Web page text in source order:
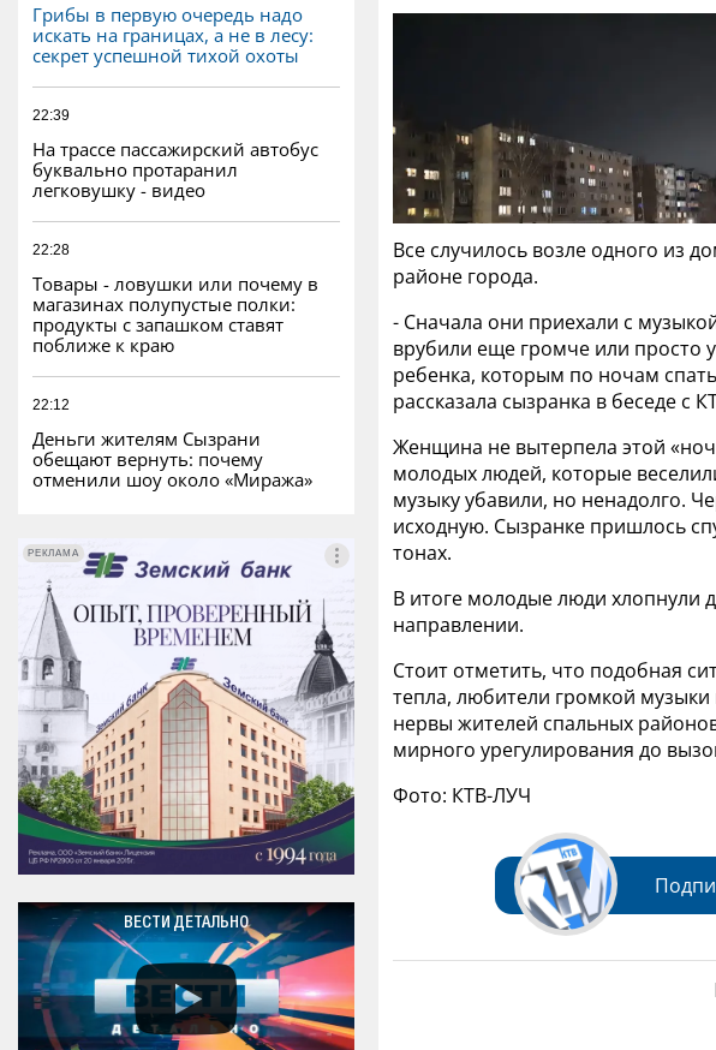
Грибы в первую очередь надо
искать на границах, а не в лесу:
секрет успешной тихой охоты
22:39
На трассе пассажирский автобус
буквально протаранил
легковушку - видео
22:28
Товары - ловушки или почему в
магазинах полупустые полки:
продукты с запашком ставят
поближе к краю
22:12
Деньги жителям Сызрани
обещают вернуть: почему
отменили шоу около «Миража»
РЕКЛАМА
РЕКЛАМА
ВЕСТИ ДЕТАЛЬНО
Все случилось возле одного из
районе города.
- Сначала они приехали с
врубили еще громче или просто
ребенка, которым по ночам
рассказала сызранка в беседе с
Женщина не вытерпела этой
молодых людей, которые
музыку убавили, но ненадолго.
исходную. Сызранке пришлось
тонах.
В итоге молодые люди хлопнули
направлении.
Стоит отметить, что подобная
тепла, любители громкой
нервы жителей спальных
мирного урегулирования до
Фото: КТВ-ЛУЧ